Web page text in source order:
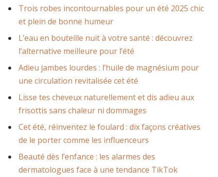
Trois robes incontournables pour un été 2025 chic
et plein de bonne humeur
L’eau en bouteille nuit à votre santé : découvrez
l’alternative meilleure pour l’été
Adieu jambes lourdes : l’huile de magnésium pour
une circulation revitalisée cet été
Lisse tes cheveux naturellement et dis adieu aux
frisottis sans chaleur ni dommages
Cet été, réinventez le foulard : dix façons créatives
de le porter comme les influenceurs
Beauté dès l’enfance : les alarmes des
dermatologues face à une tendance TikTok